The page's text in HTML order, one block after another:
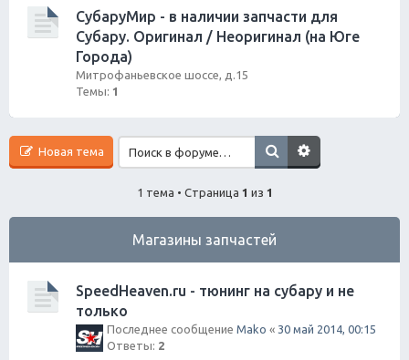
СубаруМир - в наличии запчасти для
Субару. Оригинал / Неоригинал (на Юге
Города)
Митрофаньевское шоссе, д.15
Темы: 1
Новая тема
1 тема • Страница 1 из 1
Магазины запчастей
SpeedHeaven.ru - тюнинг на субару и не
только
Последнее сообщение Mako « 30 май 2014, 00:15
Ответы: 2